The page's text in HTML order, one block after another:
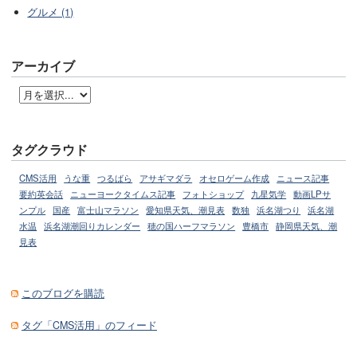
グルメ (1)
アーカイブ
タグクラウド
CMS活用 うな重 つるばら アサギマダラ オセロゲーム作成
ニュース記事
要約英会話
ニューヨークタイムス記事 フォトショップ 九星気学 動画LPサ
ンプル 国産 富士山マラソン 愛知県天気、潮見表 数独 浜名湖つり
浜名湖
水温
浜名湖潮回りカレンダー 穂の国ハーフマラソン 豊橋市 静岡県天気、潮
見表
このブログを購読
タグ「CMS活用」のフィード